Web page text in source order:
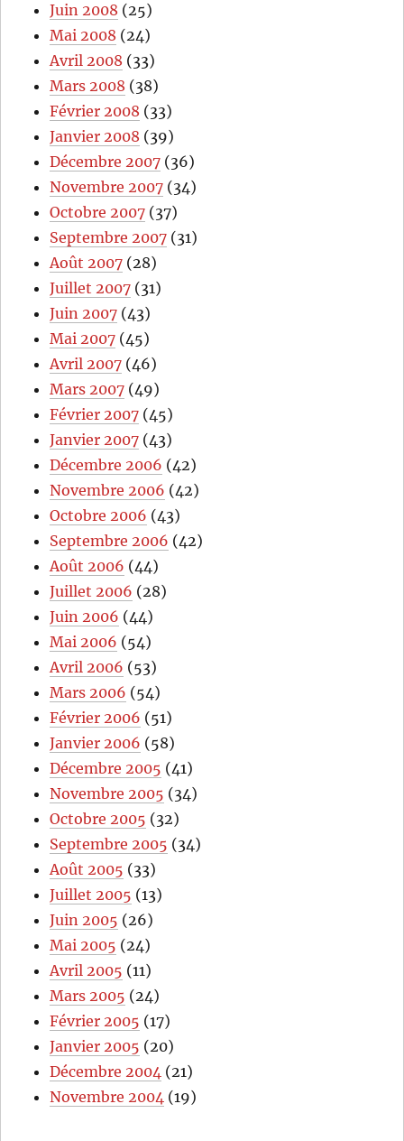
Juin 2008 (25)
Mai 2008 (24)
Avril 2008 (33)
Mars 2008 (38)
Février 2008 (33)
Janvier 2008 (39)
Décembre 2007 (36)
Novembre 2007 (34)
Octobre 2007 (37)
Septembre 2007 (31)
Août 2007 (28)
Juillet 2007 (31)
Juin 2007 (43)
Mai 2007 (45)
Avril 2007 (46)
Mars 2007 (49)
Février 2007 (45)
Janvier 2007 (43)
Décembre 2006 (42)
Novembre 2006 (42)
Octobre 2006 (43)
Septembre 2006 (42)
Août 2006 (44)
Juillet 2006 (28)
Juin 2006 (44)
Mai 2006 (54)
Avril 2006 (53)
Mars 2006 (54)
Février 2006 (51)
Janvier 2006 (58)
Décembre 2005 (41)
Novembre 2005 (34)
Octobre 2005 (32)
Septembre 2005 (34)
Août 2005 (33)
Juillet 2005 (13)
Juin 2005 (26)
Mai 2005 (24)
Avril 2005 (11)
Mars 2005 (24)
Février 2005 (17)
Janvier 2005 (20)
Décembre 2004 (21)
Novembre 2004 (19)